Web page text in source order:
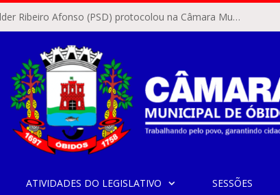
O vereador Rylder Ribeiro Afonso (PSD) protocolou na Câmara Municipal de Óbidos o Requerimento nº 346/2026.
ATIVIDADES DO LEGISLATIVO SESSÕES